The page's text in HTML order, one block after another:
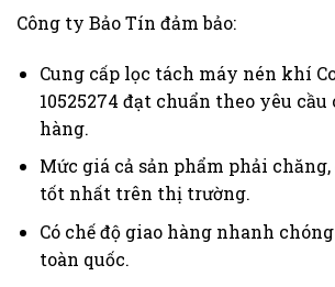
Công ty Bảo Tín đảm bảo:
Cung cấp lọc tách máy nén khí
10525274 đạt chuẩn theo yêu cầu
hàng.
Mức giá cả sản phẩm phải
tốt nhất trên thị trường.
Có chế độ giao hàng nhanh
toàn quốc.